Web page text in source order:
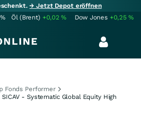
→ Jetzt Depot eröffnen
% Öl (Brent) +0,02% Dow Jones +0,25%
Fonds Performer
- Systematic Global Equity High